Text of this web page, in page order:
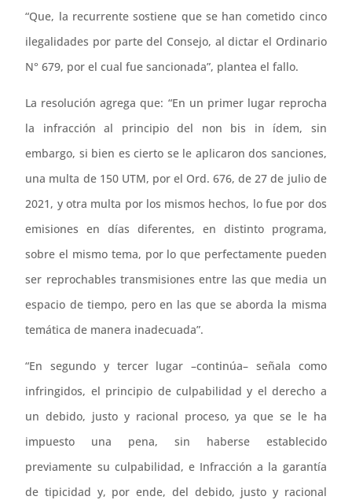
“Que, la recurrente sostiene que se han cometido cinco
ilegalidades por parte del Consejo, al dictar el Ordinario
N° 679, por el cual fue sancionada”, plantea el fallo.
La resolución agrega que: “En un primer lugar reprocha
la infracción al principio del non bis in ídem, sin
embargo, si bien es cierto se le aplicaron dos sanciones,
una multa de 150 UTM, por el Ord. 676, de 27 de julio de
2021, y otra multa por los mismos hechos, lo fue por dos
emisiones en días diferentes, en distinto programa,
sobre el mismo tema, por lo que perfectamente pueden
ser reprochables transmisiones entre las que media un
espacio de tiempo, pero en las que se aborda la misma
temática de manera inadecuada”.
“En segundo y tercer lugar –continúa– señala como
infringidos, el principio de culpabilidad y el derecho a
un debido, justo y racional proceso, ya que se le ha
impuesto una pena, sin haberse establecido
previamente su culpabilidad, e Infracción a la garantía
de tipicidad y, por ende, del debido, justo y racional